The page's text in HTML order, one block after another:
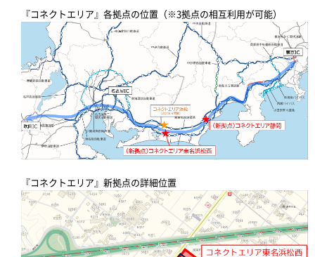
『コネクトエリア』各拠点の位置（※3拠点の相互利用が可能）
『コネクトエリア』新拠点の詳細位置